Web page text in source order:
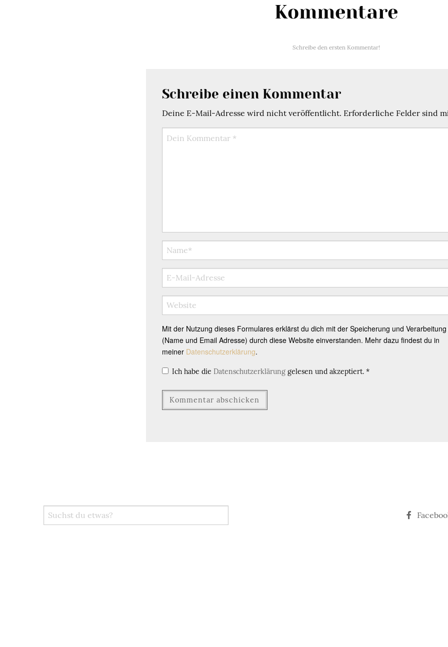
Kommentare
Schreibe den ersten Kommentar!
Schreibe einen Kommentar
Deine E-Mail-Adresse wird nicht veröffentlicht. Erforderliche Felder sind
Mit der Nutzung dieses Formulares erklärst du dich mit der Speicherung und
(Name und Email Adresse) durch diese Website einverstanden. Mehr dazu findest du in
meiner Datenschutzerklärung.
Ich habe die Datenschutzerklärung gelesen und akzeptiert. *